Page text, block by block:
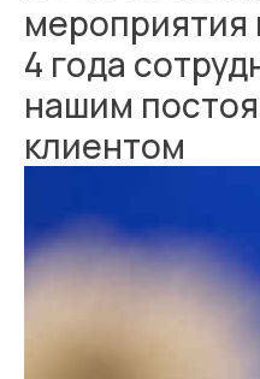
мероприятия
4 года
нашим
клиентом